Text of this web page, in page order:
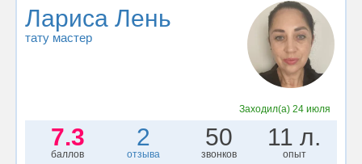
Лариса Лень
тату мастер
Заходил(а)24 июля
7.3
баллов
2
отзыва
50
звонков
11 л.
опыт